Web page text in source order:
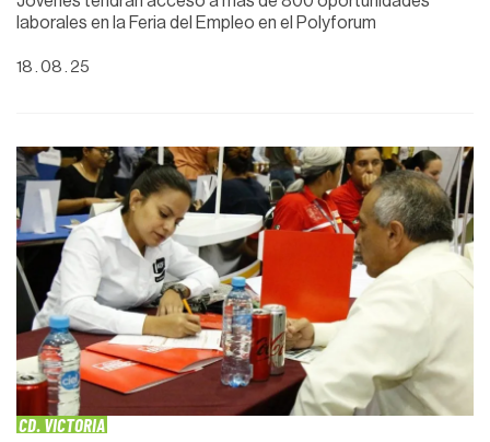
laborales en la Feria del Empleo en el Polyforum
18 . 08 . 25
CD. VICTORIA